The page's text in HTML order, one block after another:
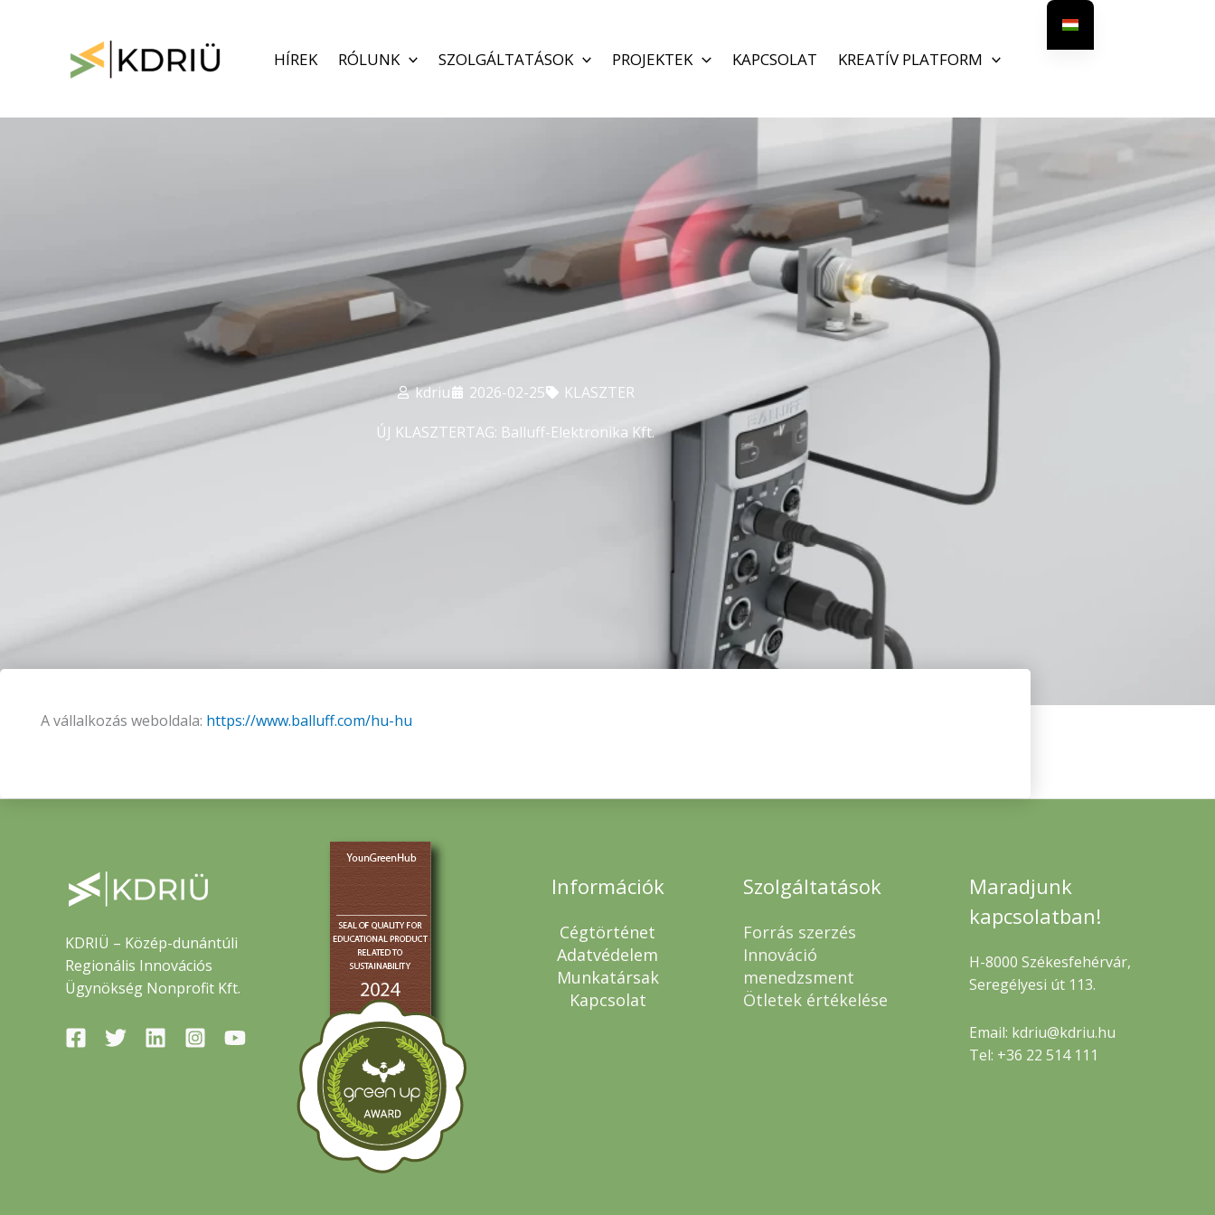
HÍREK RÓLUNK SZOLGÁLTATÁSOK PROJEKTEK KAPCSOLAT KREATÍV PLATFORM
kdriu 2026-02-25
KLASZTER
ÚJ KLASZTERTAG: Balluff-Elektronika Kft.
A vállalkozás weboldala: https://www.balluff.com/hu-hu
KDRIÜ – Közép-dunántúli
Regionális Innovációs
Ügynökség Nonprofit Kft.
Információk
Cégtörténet
Adatvédelem
Munkatársak
Kapcsolat
Szolgáltatások
Forrás szerzés
Innováció
menedzsment
Ötletek értékelése
Maradjunk
kapcsolatban!
H-8000 Székesfehérvár,
Seregélyesi út 113.
Email: kdriu@kdriu.hu
Tel: +36 22 514 111